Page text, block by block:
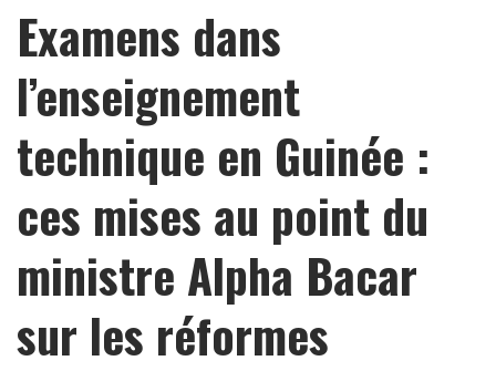
Examens dans
l’enseignement
technique en Guinée :
ces mises au point du
ministre Alpha Bacar
sur les réformes